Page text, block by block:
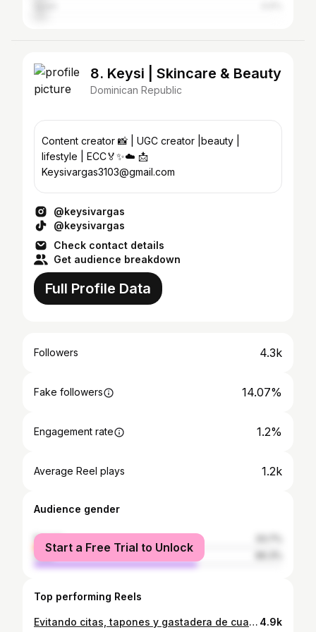
8. Keysi | Skincare & Beauty
Dominican Republic
Content creator 📸 | UGC creator |beauty |
lifestyle | ECC🏅✨☁️ 📩
Keysivargas3103@gmail.com
@keysivargas
@keysivargas
Check contact details
Get audience breakdown
Full Profile Data
Followers 4.3k
Fake followers 14.07%
Engagement rate 1.2%
Average Reel plays 1.2k
Audience gender
female
male
Start a Free Trial to Unlock
Top performing Reels
Evitando citas, tapones y gastadera de cualto escribe la palabra link y te llega al DM #homemade #reel #laser #wax 4.9k